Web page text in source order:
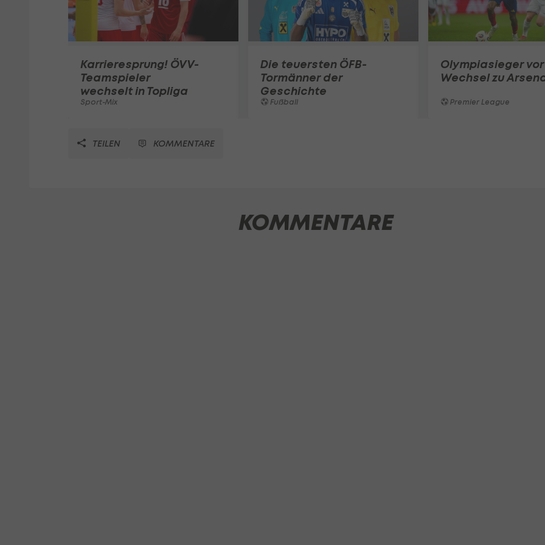
Karrieresprung! ÖVV-
Teamspieler
wechselt in Topliga
Sport-Mix
Die teuersten ÖFB-
Tormänner der
Geschichte
Fußball
Olympiasieger vor
Wechsel zu
Premier League
TEILEN KOMMENTARE
KOMMENTARE